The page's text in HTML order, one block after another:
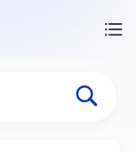
300块